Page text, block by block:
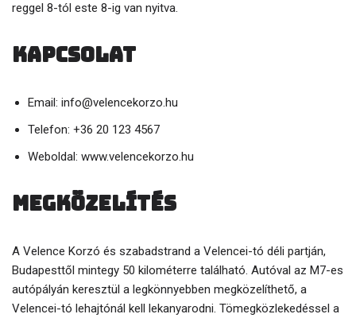
reggel 8-tól este 8-ig van nyitva.
Kapcsolat
Email: info@velencekorzo.hu
Telefon: +36 20 123 4567
Weboldal: www.velencekorzo.hu
Megközelítés
A Velence Korzó és szabadstrand a Velencei-tó déli partján,
Budapesttől mintegy 50 kilométerre található. Autóval az M7-es
autópályán keresztül a legkönnyebben megközelíthető, a
Velencei-tó lehajtónál kell lekanyarodni. Tömegközlekedéssel a